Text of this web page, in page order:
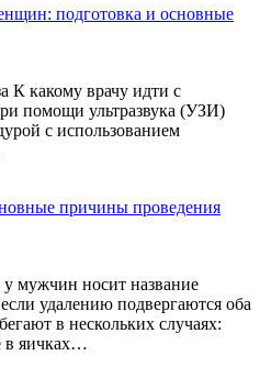
подготовка и основные
К какому врачу идти с
помощи ультразвука (УЗИ)
с использованием
причины проведения
мужчин носит название
удалению подвергаются оба
в нескольких случаях:
в яичках…